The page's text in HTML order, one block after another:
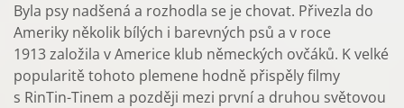
Byla psy nadšená a rozhodla se je chovat. Přivezla do
Ameriky několik bílých i barevných psů a v roce
1913 založila v Americe klub německých ovčáků. K velké
popularitě tohoto plemene hodně přispěly filmy
s RinTin-Tinem a později mezi první a druhou světovou